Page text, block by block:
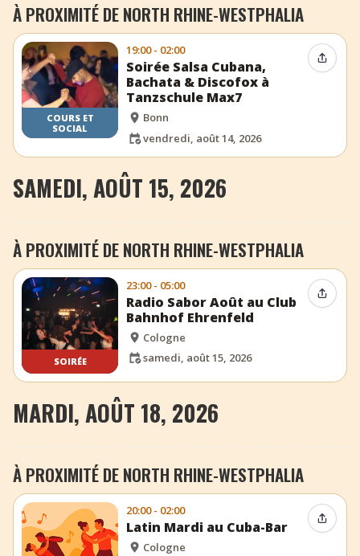
À PROXIMITÉ DE NORTH RHINE-WESTPHALIA
COURS ET
SOCIAL
19:00 - 02:00
Soirée Salsa Cubana,
Bachata & Discofox à
Tanzschule Max7
Bonn
vendredi, août 14, 2026
SAMEDI, AOÛT 15, 2026
À PROXIMITÉ DE NORTH RHINE-WESTPHALIA
SOIRÉE
23:00 - 05:00
Radio Sabor Août au Club
Bahnhof Ehrenfeld
Cologne
samedi, août 15, 2026
MARDI, AOÛT 18, 2026
À PROXIMITÉ DE NORTH RHINE-WESTPHALIA
20:00 - 02:00
Latin Mardi au Cuba-Bar
Cologne